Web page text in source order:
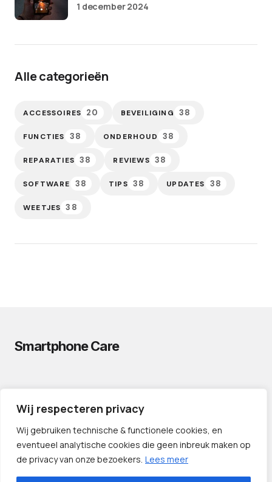
Wij respecteren privacy
Wij gebruiken technische & functionele cookies, en
eventueel analytische cookies die geen inbreuk maken op
de privacy van onze bezoekers. Lees meer
1 december 2024
Alle categorieën
ACCESSOIRES 20 BEVEILIGING 38
FUNCTIES 38 ONDERHOUD 38
REPARATIES 38 REVIEWS 38
SOFTWARE 38 TIPS 38 UPDATES 38
WEETJES 38
Smartphone Care
CONTACT